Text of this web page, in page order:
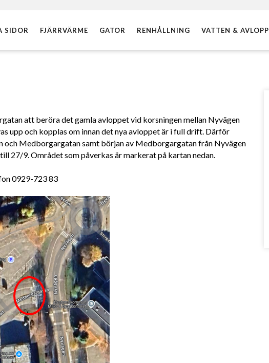
SIDOR FJÄRRVÄRME GATOR RENHÅLLNING VATTEN & AVLOPP
att beröra det gamla avloppet vid korsningen mellan Nyvägen
upp och kopplas om innan det nya avloppet är i full drift. Därför
och Medborgargatan samt början av Medborgargatan från Nyvägen
27/9. Området som påverkas är markerat på kartan nedan.
0929-723 83